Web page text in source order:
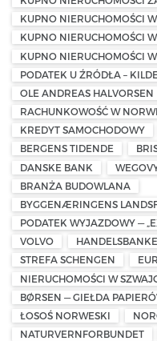
KUPNO NIERUCHOMOŚCI
KUPNO NIERUCHOMOŚCI
KUPNO NIERUCHOMOŚCI
PODATEK U ŹRÓDŁA –
OLE ANDREAS HALVORSEN
RACHUNKOWOŚĆ W
KREDYT SAMOCHODOWY
BERGENS TIDENDE
DANSKE BANK
BRANŻA BUDOWLANA
BYGGENÆRINGENS
PODATEK WYJAZDOWY —
VOLVO
STREFA SCHENGEN
NIERUCHOMOŚCI W
BØRSEN — GIEŁDA
ŁOSOŚ NORWESKI
NATURVERNFORBUNDET